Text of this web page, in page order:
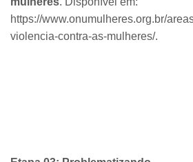
https://www.onumulheres.org.br/
violencia-contra-as-mulheres/.